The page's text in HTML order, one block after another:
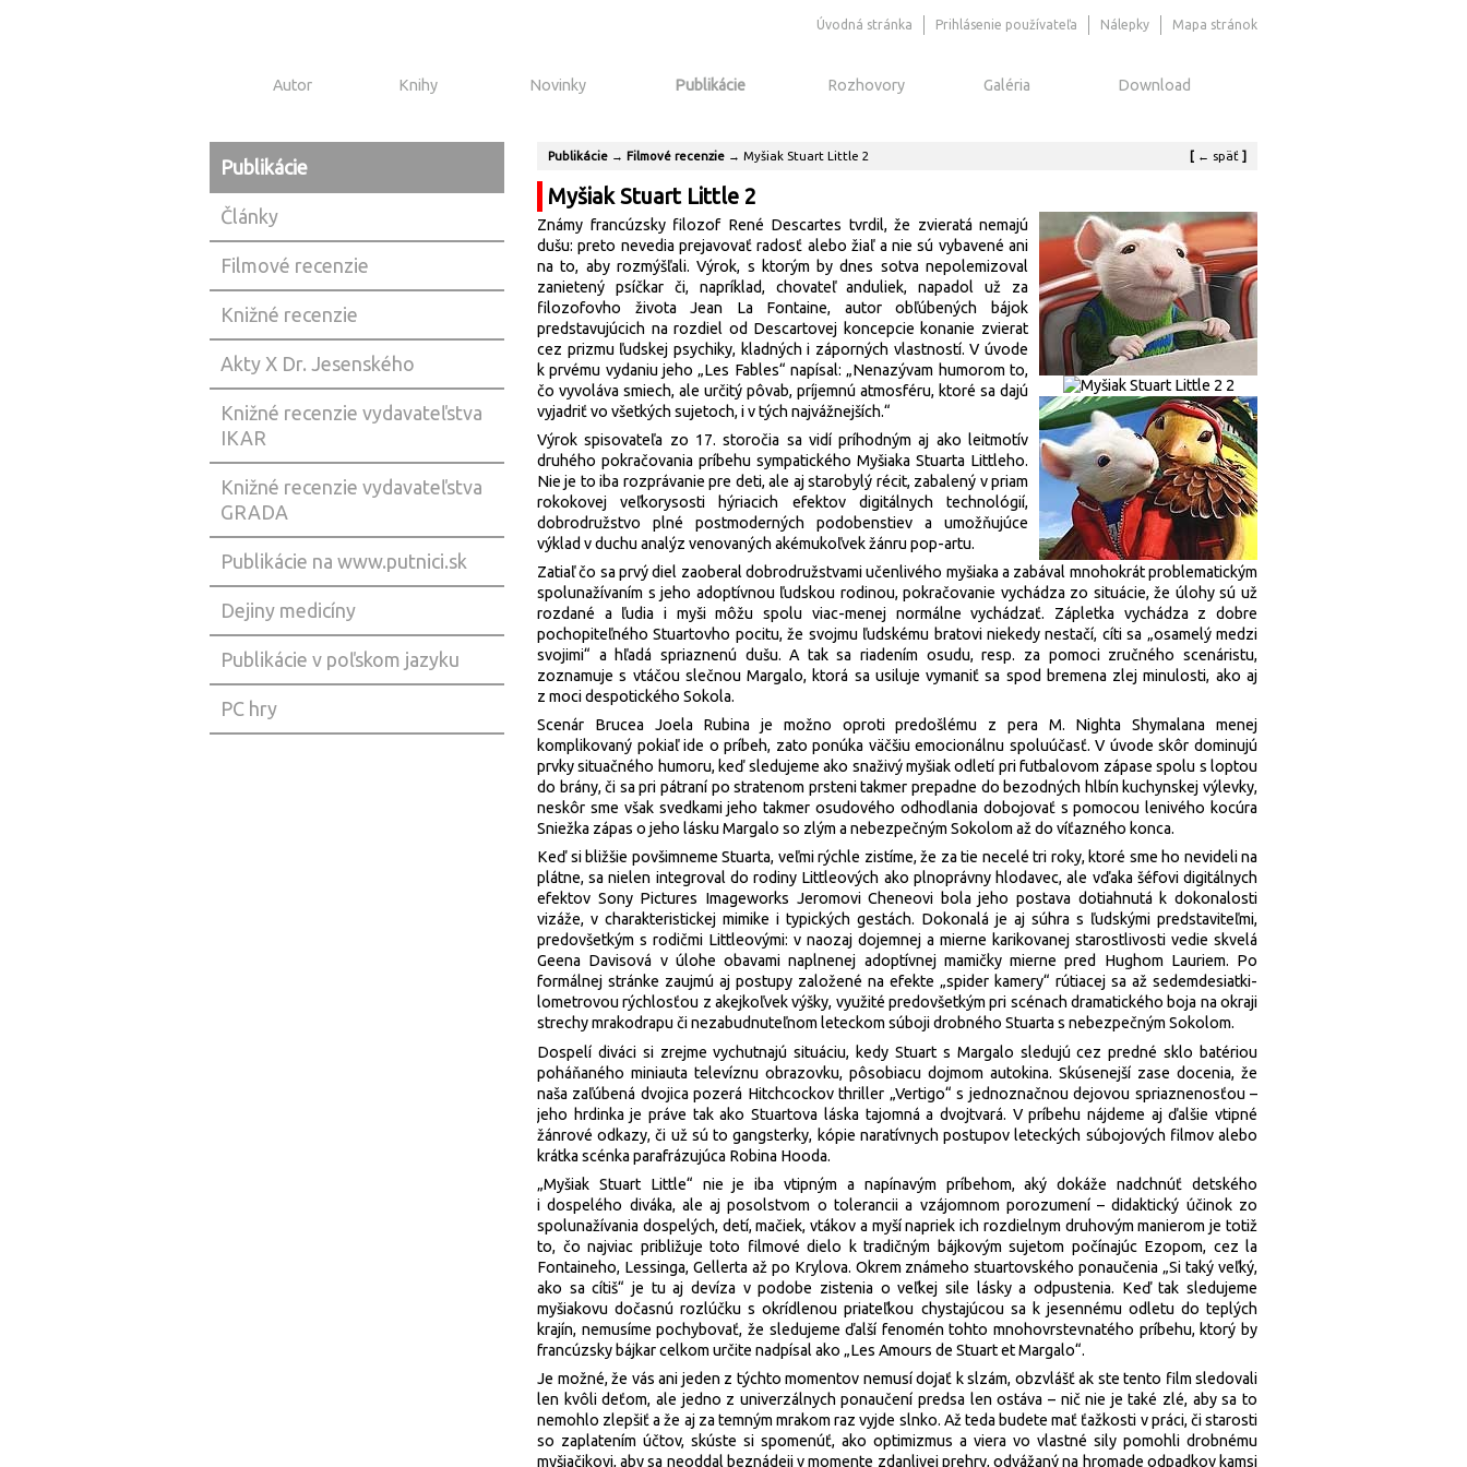
Mapa stránok
Nálepky
Prihlásenie používateľa
Úvodná stránka
Autor Knihy Novinky Publikácie Rozhovory Galéria Download
Publikácie
Články
Filmové recenzie
Knižné recenzie
Akty X Dr. Jesenského
Knižné recenzie vydavateľstva
IKAR
Knižné recenzie vydavateľstva
GRADA
Publikácie na www.putnici.sk
Dejiny medicíny
Publikácie v poľskom jazyku
PC hry
[ ← späť ]
Publikácie → Filmové recenzie → Myšiak Stuart Little 2
Myšiak Stuart Little 2
Známy francúzsky filozof René Descartes tvrdil, že zvieratá nemajú
dušu: preto nevedia prejavovať radosť alebo žiaľ a nie sú vybavené ani
na to, aby rozmýšľali. Výrok, s ktorým by dnes sotva nepolemizoval
zanietený psíčkar či, napríklad, chovateľ anduliek, napadol už za
filozofovho života Jean La Fontaine, autor obľúbených bájok
predstavujúcich na rozdiel od Descartovej koncepcie konanie zvierat
cez prizmu ľudskej psychiky, kladných i záporných vlastností. V úvode
k prvému vydaniu jeho „Les Fables“ napísal: „Nenazývam humorom to,
čo vyvoláva smiech, ale určitý pôvab, príjemnú atmosféru, ktoré sa dajú
vyjadriť vo všetkých sujetoch, i v tých najvážnejších.“
Výrok spisovateľa zo 17. storočia sa vidí príhodným aj ako leitmotív
druhého pokračovania príbehu sympatického Myšiaka Stuarta Littleho.
Nie je to iba rozprávanie pre deti, ale aj starobylý récit, zabalený v priam
rokokovej veľkorysosti hýriacich efektov digitálnych technológií,
dobrodružstvo plné postmoderných podobenstiev a umožňujúce
výklad v duchu analýz venovaných akémukoľvek žánru pop-artu.
Zatiaľ čo sa prvý diel zaoberal dobrodružstvami učenlivého myšiaka a zabával mnohokrát problematickým
spolunažívaním s jeho adoptívnou ľudskou rodinou, pokračovanie vychádza zo situácie, že úlohy sú už
rozdané a ľudia i myši môžu spolu viac-menej normálne vychádzať. Zápletka vychádza z dobre
pochopiteľného Stuartovho pocitu, že svojmu ľudskému bratovi niekedy nestačí, cíti sa „osamelý medzi
svojimi“ a hľadá spriaznenú dušu. A tak sa riadením osudu, resp. za pomoci zručného scenáristu,
zoznamuje s vtáčou slečnou Margalo, ktorá sa usiluje vymaniť sa spod bremena zlej minulosti, ako aj
z moci despotického Sokola.
Scenár Brucea Joela Rubina je možno oproti predošlému z pera M. Nighta Shymalana menej
komplikovaný pokiaľ ide o príbeh, zato ponúka väčšiu emocionálnu spoluúčasť. V úvode skôr dominujú
prvky situačného humoru, keď sledujeme ako snaživý myšiak odletí pri futbalovom zápase spolu s loptou
do brány, či sa pri pátraní po stratenom prsteni takmer prepadne do bezodných hlbín kuchynskej výlevky,
neskôr sme však svedkami jeho takmer osudového odhodlania dobojovať s pomocou lenivého kocúra
Sniežka zápas o jeho lásku Margalo so zlým a nebezpečným Sokolom až do víťazného konca.
Keď si bližšie povšimneme Stuarta, veľmi rýchle zistíme, že za tie necelé tri roky, ktoré sme ho nevideli na
plátne, sa nielen integroval do rodiny Littleových ako plnoprávny hlodavec, ale vďaka šéfovi digitálnych
efektov Sony Pictures Imageworks Jeromovi Cheneovi bola jeho postava dotiahnutá k dokonalosti
vizáže, v charakteristickej mimike i typických gestách. Dokonalá je aj súhra s ľudskými predstaviteľmi,
predovšetkým s rodičmi Littleovými: v naozaj dojemnej a mierne karikovanej starostlivosti vedie skvelá
Geena Davisová v úlohe obavami naplnenej adoptívnej mamičky mierne pred Hughom Lauriem. Po
formálnej stránke zaujmú aj postupy založené na efekte „spider kamery“ rútiacej sa až sedemdesiatki­
lometrovou rýchlosťou z akejkoľvek výšky, využité predovšetkým pri scénach dramatického boja na okraji
strechy mrakodrapu či nezabudnuteľnom leteckom súboji drobného Stuarta s nebezpečným Sokolom.
Dospelí diváci si zrejme vychutnajú situáciu, kedy Stuart s Margalo sledujú cez predné sklo batériou
poháňaného miniauta televíznu obrazovku, pôsobiacu dojmom autokina. Skúsenejší zase docenia, že
naša zaľúbená dvojica pozerá Hitchcockov thriller „Vertigo“ s jednoznačnou dejovou spriaznenosťou –
jeho hrdinka je práve tak ako Stuartova láska tajomná a dvojtvará. V príbehu nájdeme aj ďalšie vtipné
žánrové odkazy, či už sú to gangsterky, kópie naratívnych postupov leteckých súbojových filmov alebo
krátka scénka parafrázujúca Robina Hooda.
„Myšiak Stuart Little“ nie je iba vtipným a napínavým príbehom, aký dokáže nadchnúť detského
i dospelého diváka, ale aj posolstvom o tolerancii a vzájomnom porozumení – didaktický účinok zo
spolunažívania dospelých, detí, mačiek, vtákov a myší napriek ich rozdielnym druhovým manierom je totiž
to, čo najviac približuje toto filmové dielo k tradičným bájkovým sujetom počínajúc Ezopom, cez la
Fontaineho, Lessinga, Gellerta až po Krylova. Okrem známeho stuartovského ponaučenia „Si taký veľký,
ako sa cítiš“ je tu aj devíza v podobe zistenia o veľkej sile lásky a odpustenia. Keď tak sledujeme
myšiakovu dočasnú rozlúčku s okrídlenou priateľkou chystajúcou sa k jesennému odletu do teplých
krajín, nemusíme pochybovať, že sledujeme ďalší fenomén tohto mnohovrstevnatého príbehu, ktorý by
francúzsky bájkar celkom určite nadpísal ako „Les Amours de Stuart et Margalo“.
Je možné, že vás ani jeden z týchto momentov nemusí dojať k slzám, obzvlášť ak ste tento film sledovali
len kvôli deťom, ale jedno z univerzálnych ponaučení predsa len ostáva – nič nie je také zlé, aby sa to
nemohlo zlepšiť a že aj za temným mrakom raz vyjde slnko. Až teda budete mať ťažkosti v práci, či starosti
so zaplatením účtov, skúste si spomenúť, ako optimizmus a viera vo vlastné sily pomohli drobnému
myšiačikovi, aby sa neoddal beznádeji v momente zdanlivej prehry, odvážaný na hromade odpadkov kamsi